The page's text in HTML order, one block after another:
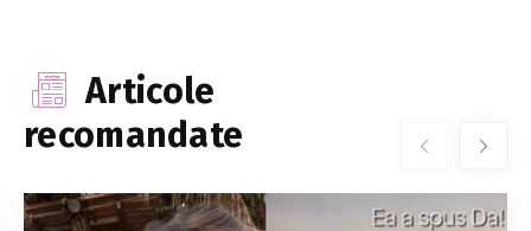
Articole
recomandate